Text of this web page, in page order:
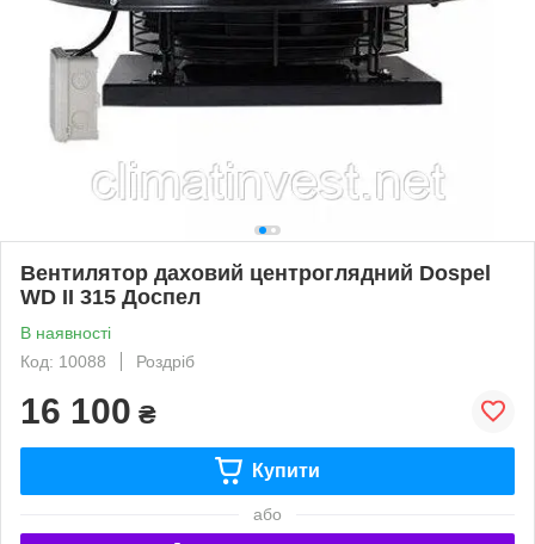
Вентилятор даховий центроглядний Dospel
WD II 315 Доспел
В наявності
Код: 10088
Роздріб
16 100 ₴
Купити
або